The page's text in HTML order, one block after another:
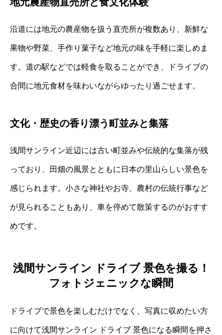
沿道には地元の農産物を扱う直売所が複数あり、新鮮な
果物や野菜、手作り菓子など地元の味を手軽に楽しめま
す。道の駅などでは軽食を取ることができ、ドライブの
合間に地元食材を味わいながらゆったり過ごせます。
文化・歴史の香り漂う町並みと集落
浅間サンライン近辺には古い町並みや伝統的な集落が残
っており、田畑の風景とともに日本の里山らしい景色を
感じられます。小さな神社やお寺、農村の伝統行事など
が見られることもあり、車を停めて散策するのがおすす
めです。
浅間サンライン ドライブ 景色を撮る！
フォトジェニックな瞬間
ドライブで景色を楽しむだけでなく、写真に収めたい方
に向けて浅間サンライン ドライブ 景色になる瞬間を押さ